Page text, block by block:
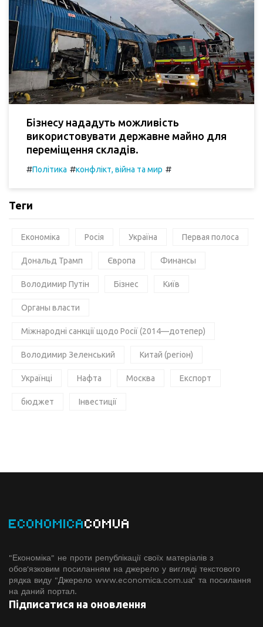
Бізнесу нададуть можливість
використовувати державне майно для
переміщення складів.
#Політика #конфлікт, війна та мир #
Теги
Економіка Росія Україна Первая полоса
Дональд Трамп Європа Финансы
Володимир Путін Бізнес Київ
Органы власти
Міжнародні санкції щодо Росії (2014—дотепер)
Володимир Зеленський Китай (регіон)
Українці Нафта Москва Експорт
бюджет Інвестиції
ECONOMICACOMUA
"Економіка" не проти републікації своїх матеріалів з
обов'язковим посиланням на джерело у вигляді текстового
рядка виду "Джерело www.economiсa.com.ua" та посилання
на даний портал.
Підписатися на оновлення